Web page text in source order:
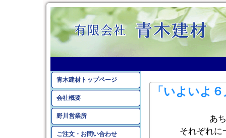
青木建材トップページ
会社概要
野川営業所
ご注文・お問い合わせ
「いよいよ
あ
それぞれに